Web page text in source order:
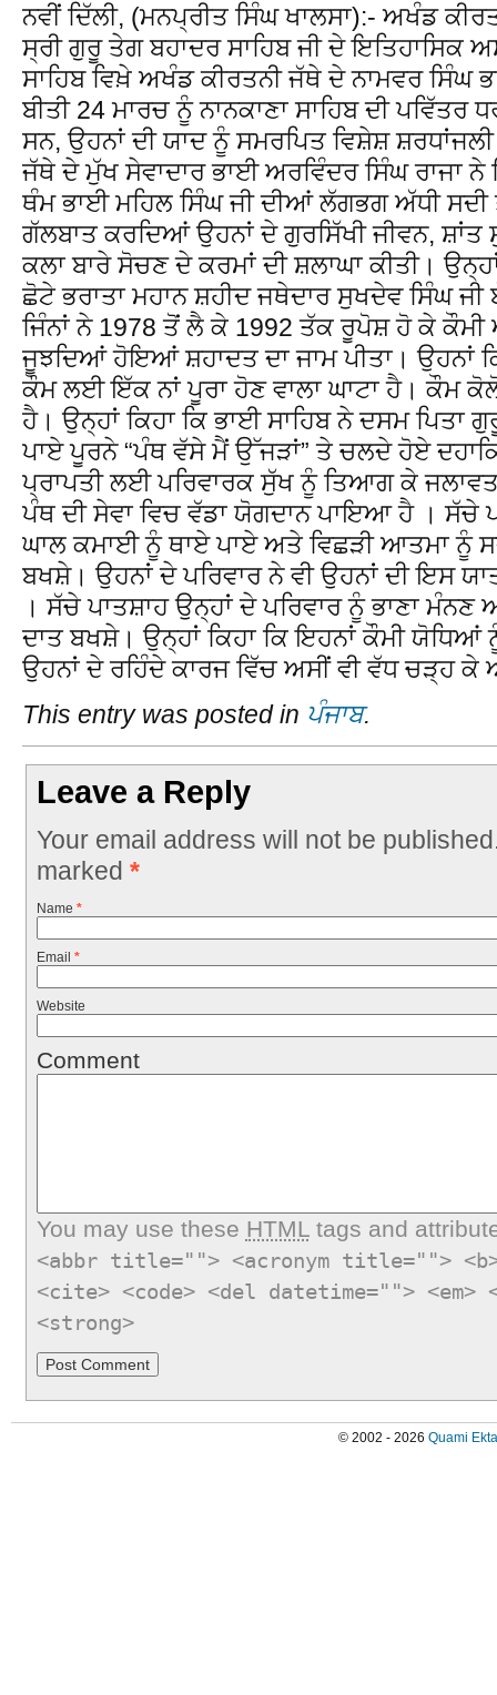
ਨਵੀਂ ਦਿੱਲੀ, (ਮਨਪ੍ਰੀਤ ਸਿੰਘ ਖਾਲਸਾ):- ਅਖੰਡ
ਸ੍ਰੀ ਗੁਰੂ ਤੇਗ ਬਹਾਦਰ ਸਾਹਿਬ ਜੀ ਦੇ ਇਤਿਹਾਸਿਕ
ਸਾਹਿਬ ਵਿਖ਼ੇ ਅਖੰਡ ਕੀਰਤਨੀ ਜੱਥੇ ਦੇ ਨਾਮਵਰ ਸਿੰਘ
ਬੀਤੀ 24 ਮਾਰਚ ਨੂੰ ਨਾਨਕਾਣਾ ਸਾਹਿਬ ਦੀ
ਸਨ, ਉਹਨਾਂ ਦੀ ਯਾਦ ਨੂੰ ਸਮਰਪਿਤ ਵਿਸ਼ੇਸ਼
ਜੱਥੇ ਦੇ ਮੁੱਖ ਸੇਵਾਦਾਰ ਭਾਈ ਅਰਵਿੰਦਰ ਸਿੰਘ ਰਾਜਾ ਨੇ
ਥੰਮ ਭਾਈ ਮਹਿਲ ਸਿੰਘ ਜੀ ਦੀਆਂ ਲੱਗਭਗ ਅੱਧੀ ਸਦੀ
ਗੱਲਬਾਤ ਕਰਦਿਆਂ ਉਹਨਾਂ ਦੇ ਗੁਰਸਿੱਖੀ ਜੀਵਨ, ਸ਼ਾਂਤ
ਕਲਾ ਬਾਰੇ ਸੋਚਣ ਦੇ ਕਰਮਾਂ ਦੀ ਸ਼ਲਾਘਾ ਕੀਤੀ।
ਛੋਟੇ ਭਰਾਤਾ ਮਹਾਨ ਸ਼ਹੀਦ ਜਥੇਦਾਰ ਸੁਖਦੇਵ ਸਿੰਘ
ਜਿੰਨਾਂ ਨੇ 1978 ਤੋਂ ਲੈ ਕੇ 1992 ਤੱਕ ਰੂਪੋਸ਼ ਹੋ ਕੇ ਕੌਮੀ
ਜੂਝਦਿਆਂ ਹੋਇਆਂ ਸ਼ਹਾਦਤ ਦਾ ਜਾਮ ਪੀਤਾ। ਉਹਨਾਂ
ਕੌਮ ਲਈ ਇੱਕ ਨਾਂ ਪੂਰਾ ਹੋਣ ਵਾਲਾ ਘਾਟਾ ਹੈ। ਕੌਮ
ਹੈ। ਉਨ੍ਹਾਂ ਕਿਹਾ ਕਿ ਭਾਈ ਸਾਹਿਬ ਨੇ ਦਸਮ ਪਿਤਾ
ਪਾਏ ਪੂਰਨੇ “ਪੰਥ ਵੱਸੇ ਮੈਂ ਉੱਜੜਾਂ” ਤੇ ਚਲਦੇ ਹੋਏ
ਪ੍ਰਾਪਤੀ ਲਈ ਪਰਿਵਾਰਕ ਸੁੱਖ ਨੂੰ ਤਿਆਗ ਕੇ
ਪੰਥ ਦੀ ਸੇਵਾ ਵਿਚ ਵੱਡਾ ਯੋਗਦਾਨ ਪਾਇਆ ਹੈ । ਸੱਚੇ
ਘਾਲ ਕਮਾਈ ਨੂੰ ਥਾਏ ਪਾਏ ਅਤੇ ਵਿਛੜੀ ਆਤਮਾ ਨੂੰ
ਬਖਸ਼ੇ। ਉਹਨਾਂ ਦੇ ਪਰਿਵਾਰ ਨੇ ਵੀ ਉਹਨਾਂ ਦੀ ਇਸ
। ਸੱਚੇ ਪਾਤਸ਼ਾਹ ਉਨ੍ਹਾਂ ਦੇ ਪਰਿਵਾਰ ਨੂੰ ਭਾਣਾ ਮੰਨਣ
ਦਾਤ ਬਖਸ਼ੇ। ਉਨ੍ਹਾਂ ਕਿਹਾ ਕਿ ਇਹਨਾਂ ਕੌਮੀ ਯੋਧਿਆਂ
ਉਹਨਾਂ ਦੇ ਰਹਿੰਦੇ ਕਾਰਜ ਵਿੱਚ ਅਸੀਂ ਵੀ ਵੱਧ ਚੜ੍ਹ
This entry was posted in ਪੰਜਾਬ.
Leave a Reply
Your email address will not be
marked *
Name *
Email *
Website
Comment
You may use these HTMLtags and
<abbr title=""> <acronym title="">
<cite> <code> <del datetime="">
<strong>
© 2002 - 2026 Quami